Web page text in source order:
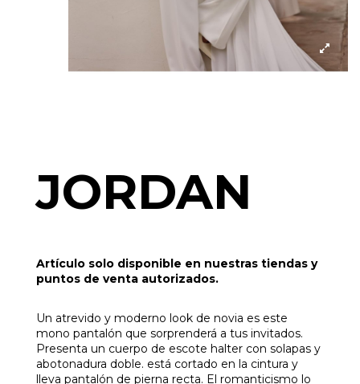
JORDAN
Artículo solo disponible en nuestras tiendas y
puntos de venta autorizados.
Un atrevido y moderno look de novia es este
mono pantalón que sorprenderá a tus invitados.
Presenta un cuerpo de escote halter con solapas y
abotonadura doble. está cortado en la cintura y
lleva pantalón de pierna recta. El romanticismo lo